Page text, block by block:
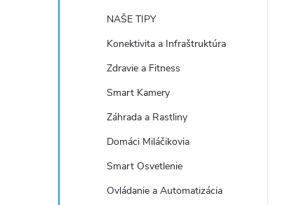
NAŠE TIPY
Konektivita a Infraštruktúra
Zdravie a Fitness
Smart Kamery
Záhrada a Rastliny
Domáci Miláčikovia
Smart Osvetlenie
Ovládanie a Automatizácia